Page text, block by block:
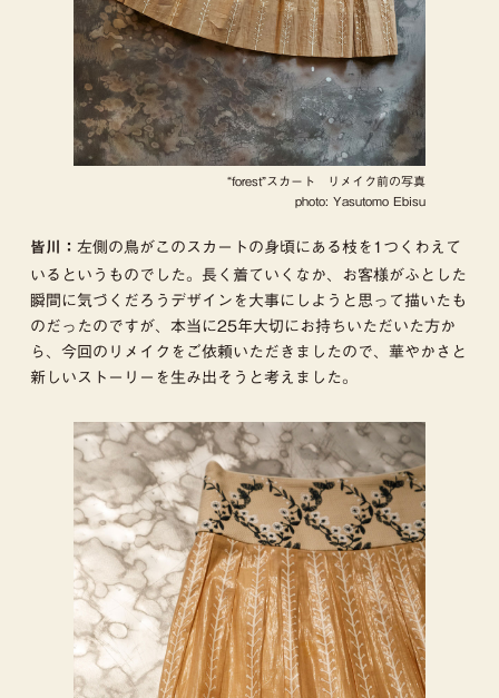
“forest”スカート リメイク前の写真
photo: Yasutomo Ebisu
皆川： 左側の鳥がこのスカートの身頃にある枝を1つくわえて
いるというものでした。長く着ていくなか、お客様がふとした
瞬間に気づくだろうデザインを大事にしようと思って描いたも
のだったのですが、本当に25年大切にお持ちいただいた方か
ら、今回のリメイクをご依頼いただきましたので、華やかさと
新しいストーリーを生み出そうと考えました。